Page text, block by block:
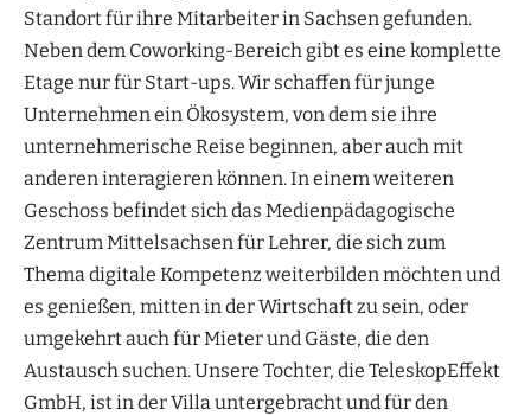
Standort für ihre Mitarbeiter in Sachsen gefunden.
Neben dem Coworking-Bereich gibt es eine komplette
Etage nur für Start-ups. Wir schaffen für junge
Unternehmen ein Ökosystem, von dem sie ihre
unternehmerische Reise beginnen, aber auch mit
anderen interagieren können. In einem weiteren
Geschoss befindet sich das Medienpädagogische
Zentrum Mittelsachsen für Lehrer, die sich zum
Thema digitale Kompetenz weiterbilden möchten und
es genießen, mitten in der Wirtschaft zu sein, oder
umgekehrt auch für Mieter und Gäste, die den
Austausch suchen. Unsere Tochter, die TeleskopEffekt
GmbH, ist in der Villa untergebracht und für den